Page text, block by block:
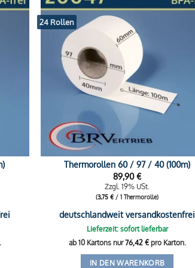
24 Rollen
Thermorollen 60 / 97 / 40 (100m)
89,90€
Zzgl. 19% USt.
(3,75€ / 1 Thermorolle)
deutschlandweit versandkostenfrei
Lieferzeit: sofort lieferbar
ab 10 Kartons nur76,42 €pro Karton.
IN DEN WARENKORB